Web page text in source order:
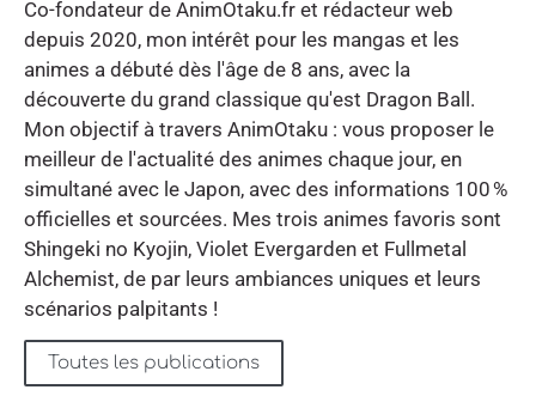
Co-fondateur de AnimOtaku.fr et rédacteur web
depuis 2020, mon intérêt pour les mangas et les
animes a débuté dès l'âge de 8 ans, avec la
découverte du grand classique qu'est Dragon Ball.
Mon objectif à travers AnimOtaku : vous proposer le
meilleur de l'actualité des animes chaque jour, en
simultané avec le Japon, avec des informations 100 %
officielles et sourcées. Mes trois animes favoris sont
Shingeki no Kyojin, Violet Evergarden et Fullmetal
Alchemist, de par leurs ambiances uniques et leurs
scénarios palpitants !
Toutes les publications